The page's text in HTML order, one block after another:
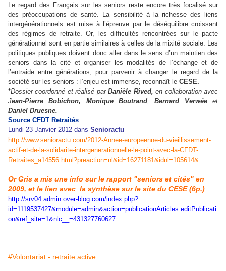
Le regard des Français sur les seniors reste encore très focalisé sur
des préoccupations de santé. La sensibilité à la richesse des liens
intergénérationnels est mise à l’épreuve par le déséquilibre croissant
des régimes de retraite. Or, les difficultés rencontrées sur le pacte
générationnel sont en partie similaires à celles de la mixité sociale. Les
politiques publiques doivent donc aller dans le sens d’un maintien des
seniors dans la cité et organiser les modalités de l’échange et de
l’entraide entre générations, pour parvenir à changer le regard de la
société sur les seniors : l’enjeu est immense, reconnaît le CESE.
*Dossier coordonné et réalisé parDanièle Rived, en collaboration avec
Jean-Pierre Bobichon, Monique Boutrand,Bernard Verwéeet
Daniel Druesne.
Source CFDT Retraités
Lundi 23 Janvier 2012 dans Senioractu
http://www.senioractu.com/2012-Annee-europeenne-du-vieillissement-
actif-et-de-la-solidarite-intergenerationnelle-le-point-avec-la-CFDT-
Retraites_a14556.html?preaction=nl&id=16271181&idnl=105614&
Or Gris a mis une info sur le rapport "seniors et cités" en
2009, et le lien avec la synthèse surle site du CESE (6p.)
http://srv04.admin.over-blog.com/index.php?
id=1119537427&module=admin&action=publicationArticles:editPublicati
on&ref_site=1&nlc__=431327760627
#Volontariat - retraite active